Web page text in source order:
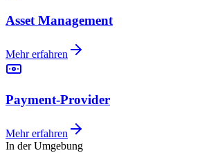
Asset Management
Mehr erfahren
Payment-Provider
Mehr erfahren
In der Umgebung